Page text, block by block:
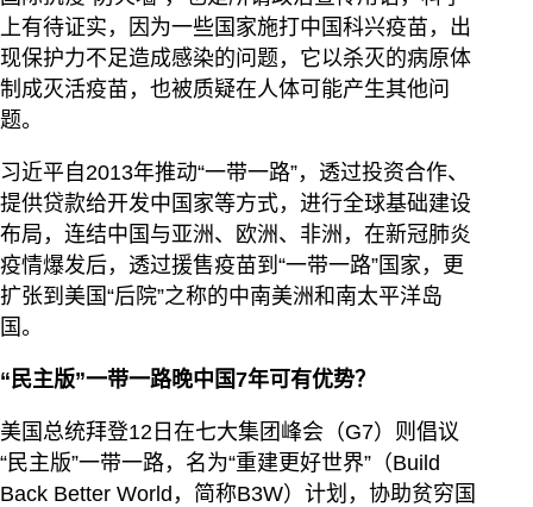
上有待证实，因为一些国家施打中国科兴疫苗，出
现保护力不足造成感染的问题，它以杀灭的病原体
制成灭活疫苗，也被质疑在人体可能产生其他问
题。
习近平自2013年推动“一带一路”，透过投资合作、
提供贷款给开发中国家等方式，进行全球基础建设
布局，连结中国与亚洲、欧洲、非洲，在新冠肺炎
疫情爆发后，透过援售疫苗到“一带一路”国家，更
扩张到美国“后院”之称的中南美洲和南太平洋岛
国。
“民主版”一带一路晚中国7年可有优势？
美国总统拜登12日在七大集团峰会（G7）则倡议
“民主版”一带一路，名为“重建更好世界”（Build
Back Better World，简称B3W）计划，协助贫穷国